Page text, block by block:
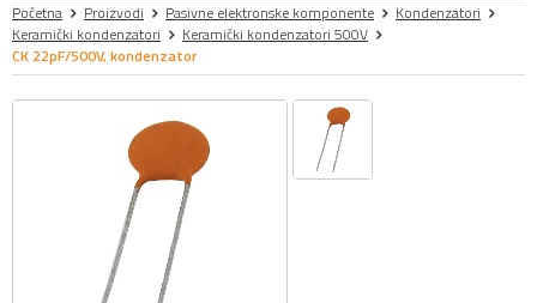
Početna Proizvodi Pasivne elektronske komponente
Kondenzatori
Keramički kondenzatori
Keramički kondenzatori 500V
CK 22pF/500V, kondenzator